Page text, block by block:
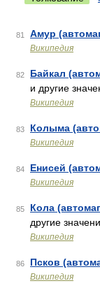
81 Амур
Википедия
82 Байкал
и другие
Википедия
83 Колыма
Википедия
84 Енисей
Википедия
85 Кола
другие
Википедия
86 Псков
Википедия